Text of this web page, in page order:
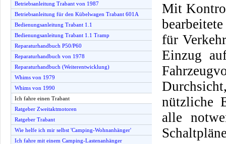
Betriebsanleitung Trabant von 1987
Betriebsanleitung für den Kübelwagen Trabant 601A
Bedienungsanleitung Trabant 1.1
Bedienungsanleitung Trabant 1.1 Tramp
Reparaturhandbuch P50/P60
Reparaturhandbuch von 1978
Reparaturhandbuch (Weiterentwicklung)
Whims von 1979
Whims von 1990
Ich fahre einen Trabant
Ratgeber Zweitaktmotoren
Ratgeber Trabant
Wie helfe ich mir selbst 'Camping-Wohnanhänger'
Ich fahre mit einem Camping-Lastenanhänger
Mit
für
Einzug
nützliche
alle